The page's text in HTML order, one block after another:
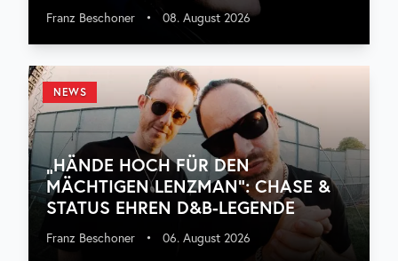
Franz Beschoner • 08. August 2026
NEWS
„HÄNDE HOCH FÜR DEN
MÄCHTIGEN LENZMAN“: CHASE &
STATUS EHREN D&B-LEGENDE
Franz Beschoner • 06. August 2026